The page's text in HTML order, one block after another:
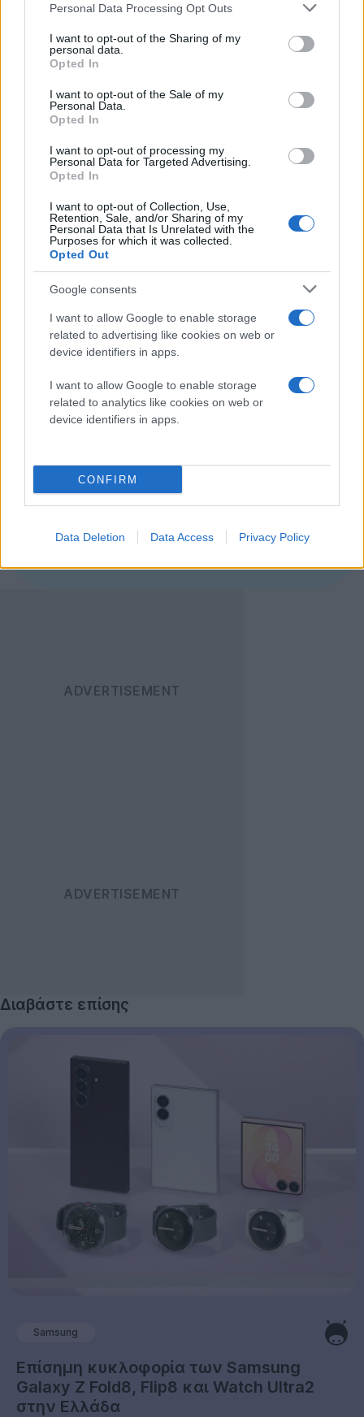
Please note that this website/app uses one or more Google
not limited to your visit or usage behaviour. You may click to
grant or deny consent to Google and its third-party tags to
use your data for below specified purposes in below Google
consent section.
Personal Data Processing Opt Outs
I want to opt-out of the Sharing of my
personal data.
Opted In
I want to opt-out of the Sale of my
Personal Data.
Opted In
I want to opt-out of processing my
Personal Data for Targeted Advertising.
Opted In
I want to opt-out of Collection, Use,
Retention, Sale, and/or Sharing of my
Personal Data that Is Unrelated with the
Purposes for which it was collected.
Opted Out
Google consents
I want to allow Google to enable storage
related to advertising like cookies on web or
device identifiers in apps.
I want to allow Google to enable storage
related to analytics like cookies on web or
device identifiers in apps.
CONFIRM
Data Deletion Data Access Privacy Policy
Αν κρίνουμε από τις προηγούμενες διαρροές της
ομάδας @evleaks, τότε μπορούμε να είμαστε σχεδόν
σίγουροι για την εμφάνιση τους, ωστόσο, μέχρι
στιγμής δεν έχουμε καμία πληροφορία για τα τεχνικά
χαρακτηριστικά τους. Σε περίπτωση που προκύψει
κάτι μέσα στις επόμενες ώρες θα ανανεώσουμε το
post, διαφορετικά θα περιμένουμε την ανακοίνωση
Ακολουθήστε το
Techgear.gr στο Google
Newsγια να
για όλα τα νέα άρθρα!
Διαβάστε επίσης
Samsung
Επίσημη κυκλοφορία των Samsung
Galaxy Z Fold8, Flip8 και Watch Ultra2
στην Ελλάδα